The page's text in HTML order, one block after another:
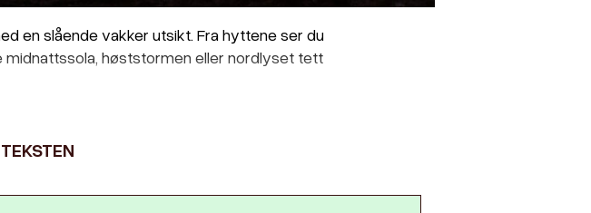
en slående vakker utsikt. Fra hyttene ser du
høststormen eller nordlyset tett